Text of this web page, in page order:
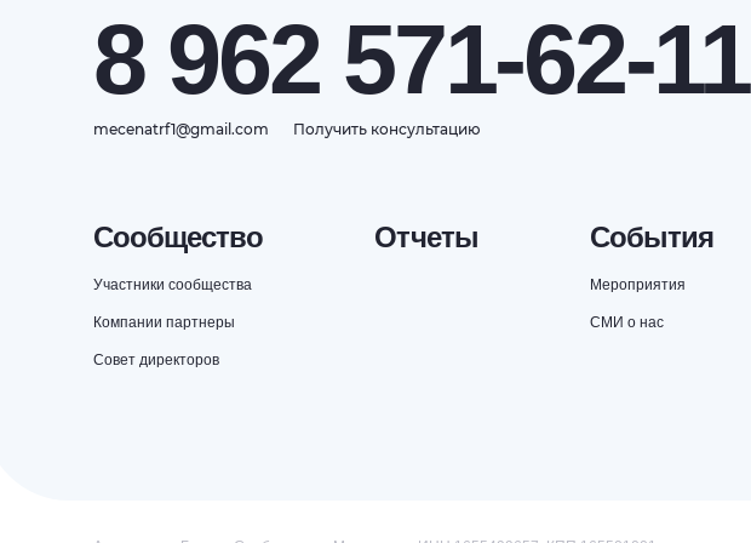
8 962 571-62-11
mecenatrf1@gmail.com Получить консультацию
Сообщество
Участники сообщества
Компании партнеры
Совет директоров
Отчеты События
Мероприятия
СМИ о нас